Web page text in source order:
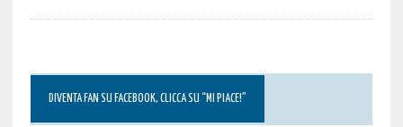
DIVENTA FAN SU FACEBOOK, CLICCA SU “MI PIACE!”